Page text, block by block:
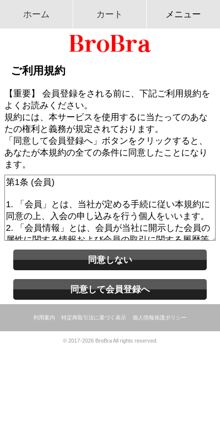
ホーム カート メニュー
ご利用規約
【重要】 会員登録をされる前に、下記ご利用規約を
よくお読みください。
規約には、本サービスを使用するに当たってのあな
たの権利と義務が規定されております。
「同意して会員登録へ」ボタンをクリックすると、
あなたが本規約の全ての条件に同意したことになり
ます。
同意しない
同意して会員登録へ
利用案内 特定商取引法に基づく表示 個人情報保護ポリシー
© 2017-2026 BroBra All rights reserved.